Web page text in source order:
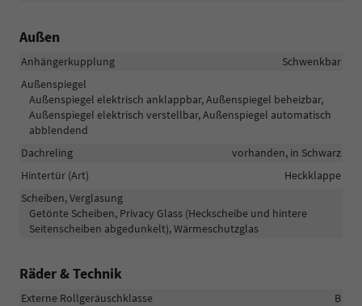
Außen
Anhängerkupplung
Schwenkbar
Außenspiegel
Außenspiegel elektrisch anklappbar, Außenspiegel beheizbar,
Außenspiegel elektrisch verstellbar, Außenspiegel automatisch
abblendend
Dachreling
vorhanden, in Schwarz
Hintertür (Art)
Heckklappe
Scheiben, Verglasung
Getönte Scheiben, Privacy Glass (Heckscheibe und hintere
Seitenscheiben abgedunkelt), Wärmeschutzglas
Räder & Technik
Externe Rollgeräuschklasse
B